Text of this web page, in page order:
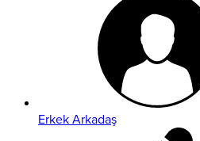
Erkek Arkadaş